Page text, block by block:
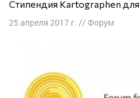
Стипендия Kartographen
25 апреля 2017 г. // Форум